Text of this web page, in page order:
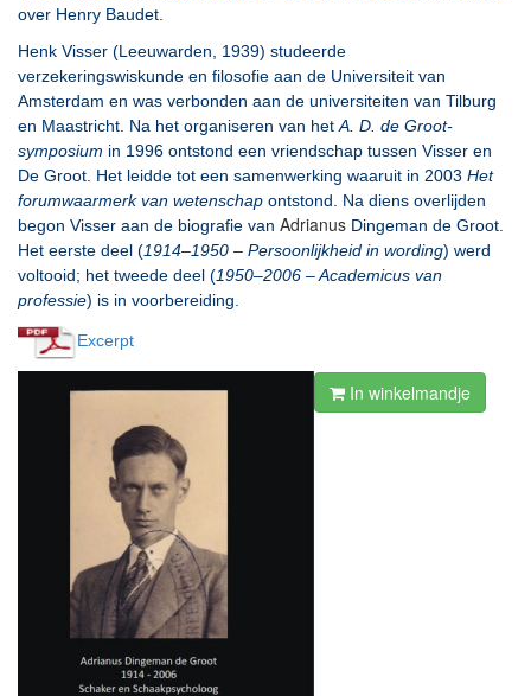
over Henry Baudet.
Henk Visser (Leeuwarden, 1939) studeerde
verzekeringswiskunde en filosofie aan de Universiteit van
Amsterdam en was verbonden aan de universiteiten van Tilburg
en Maastricht. Na het organiseren van het A. D. de Groot-
symposium in 1996 ontstond een vriendschap tussen Visser en
De Groot. Het leidde tot een samenwerking waaruit in 2003 Het
forumwaarmerk van wetenschap ontstond. Na diens overlijden
begon Visser aan de biografie van Adrianus Dingeman de Groot.
Het eerste deel (1914–1950 – Persoonlijkheid in wording) werd
voltooid; het tweede deel (1950–2006 – Academicus van
professie) is in voorbereiding.
Excerpt
In winkelmandje